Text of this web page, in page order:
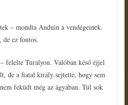
– mondta Anduin a vendégeinek.
ez fontos.
felelte Turalyon. Valóban késő éjjel
de a fiatal király sejtette, hogy sem
feküdt még az ágyában. Túl sok